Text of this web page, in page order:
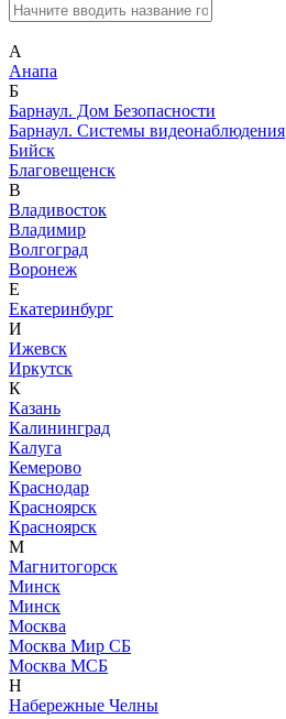
А
Анапа
Б
Барнаул. Дом Безопасности
Барнаул. Системы видеонаблюдения
Бийск
Благовещенск
В
Владивосток
Владимир
Волгоград
Воронеж
Е
Екатеринбург
И
Ижевск
Иркутск
К
Казань
Калининград
Калуга
Кемерово
Краснодар
Красноярск
Красноярск
М
Магнитогорск
Минск
Минск
Москва
Москва Мир СБ
Москва МСБ
Н
Набережные Челны